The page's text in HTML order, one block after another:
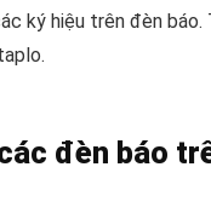
ký hiệu trên đèn báo.
đèn báo